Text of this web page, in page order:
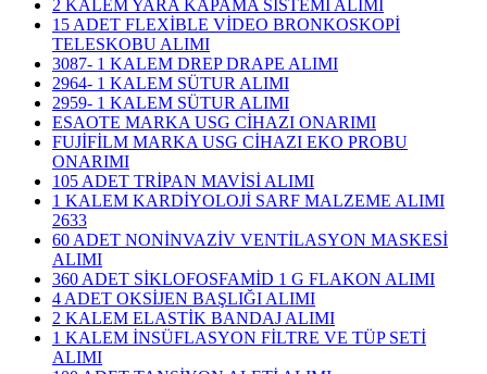
2 KALEM YARA KAPAMA SİSTEMİ ALIMI
15 ADET FLEXİBLE VİDEO BRONKOSKOPİ
TELESKOBU ALIMI
3087- 1 KALEM DREP DRAPE ALIMI
2964- 1 KALEM SÜTUR ALIMI
2959- 1 KALEM SÜTUR ALIMI
ESAOTE MARKA USG CİHAZI ONARIMI
FUJİFİLM MARKA USG CİHAZI EKO PROBU
ONARIMI
105 ADET TRİPAN MAVİSİ ALIMI
1 KALEM KARDİYOLOJİ SARF MALZEME ALIMI
2633
60 ADET NONİNVAZİV VENTİLASYON MASKESİ
ALIMI
360 ADET SİKLOFOSFAMİD 1 G FLAKON ALIMI
4 ADET OKSİJEN BAŞLIĞI ALIMI
2 KALEM ELASTİK BANDAJ ALIMI
1 KALEM İNSÜFLASYON FİLTRE VE TÜP SETİ
ALIMI